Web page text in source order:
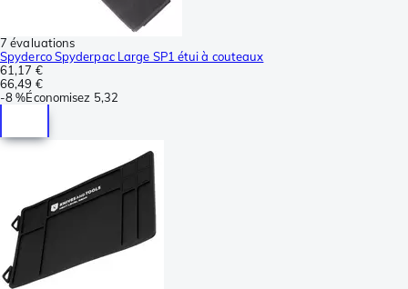
7 évaluations
Spyderco Spyderpac Large SP1 étui à couteaux
61,17 €
66,49 €
-8 %Économisez 5,32